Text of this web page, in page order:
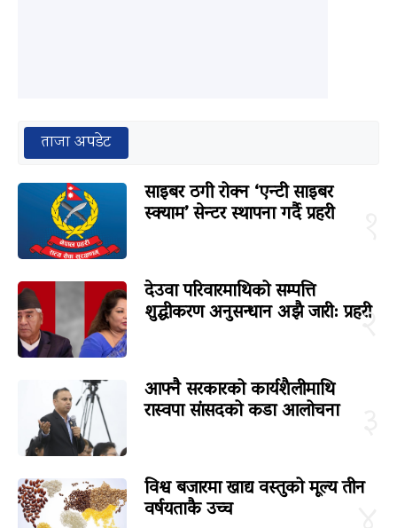
ताजा अपडेट
साइबर ठगी रोक्न ‘एन्टी साइबर
स्क्याम’ सेन्टर स्थापना गर्दै प्रहरी
२
देउवा परिवारमाथिको सम्पत्ति
शुद्धीकरण अनुसन्धान अझै जारी: प्रहरी
आफ्नै सरकारको कार्यशैलीमाथि
रास्वपा सांसदको कडा आलोचना
विश्व बजारमा खाद्य वस्तुको मूल्य तीन
वर्षयताकै उच्च